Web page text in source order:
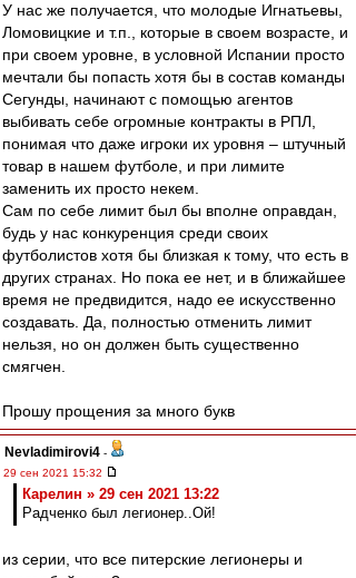
У нас же получается, что молодые Игнатьевы,
Ломовицкие и т.п., которые в своем возрасте, и
при своем уровне, в условной Испании просто
мечтали бы попасть хотя бы в состав команды
Сегунды, начинают с помощью агентов
выбивать себе огромные контракты в РПЛ,
понимая что даже игроки их уровня – штучный
товар в нашем футболе, и при лимите
заменить их просто некем.
Сам по себе лимит был бы вполне оправдан,
будь у нас конкуренция среди своих
футболистов хотя бы близкая к тому, что есть в
других странах. Но пока ее нет, и в ближайшее
время не предвидится, надо ее искусственно
создавать. Да, полностью отменить лимит
нельзя, но он должен быть существенно
смягчен.
Прошу прощения за много букв
Nevladimirovi4 -
29 сен 2021 15:32
Карелин » 29 сен 2021 13:22
Радченко был легионер..Ой!
из серии, что все питерские легионеры и